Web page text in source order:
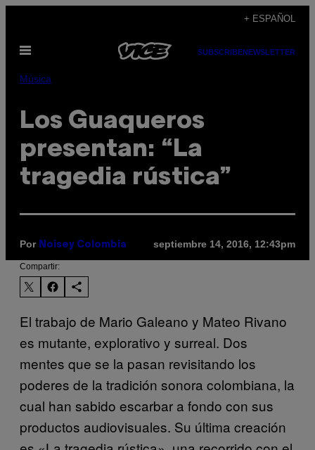
contenido
+ ESPAÑOL
Abrir
SUBSCRIBENEWSLETTER
Música
Los Guaqueros
presentan: “La
tragedia rústica”
Por Noisey Colombia septiembre 14, 2016, 12:43pm
Compartir:
El trabajo de Mario Galeano y Mateo Rivano
es mutante, explorativo y surreal. Dos
mentes que se la pasan revisitando los
poderes de la tradición sonora colombiana, la
cual han sabido escarbar a fondo con sus
productos audiovisuales. Su última creación